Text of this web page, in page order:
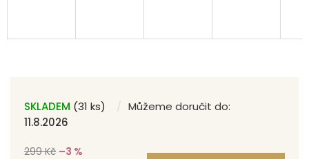
SKLADEM (31 ks)
Můžeme doručit do:
11.8.2026
299 Kč –3 %